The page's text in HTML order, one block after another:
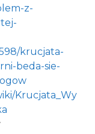
z-
krucjata-
beda-sie-
Krucjata_Wy